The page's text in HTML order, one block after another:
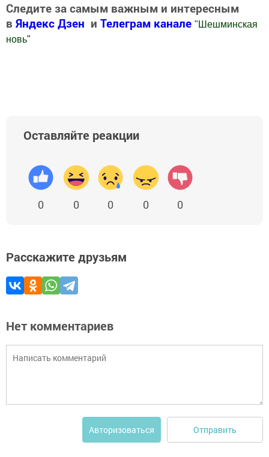
Следите за самым важным и интересным
в Яндекс Дзен и Телеграм канале " Шешминская
новь"
Оставляйте реакции
0 0 0 0 0
Расскажите друзьям
Нет комментариев
Авторизоваться Отправить